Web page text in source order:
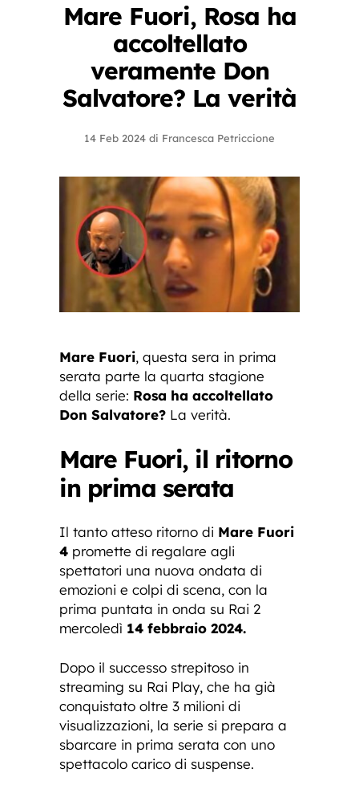
Mare Fuori, Rosa ha
accoltellato
veramente Don
Salvatore? La verità
14 Feb 2024 di Francesca Petriccione
Mare Fuori, questa sera in prima
serata parte la quarta stagione
della serie: Rosa ha accoltellato
Don Salvatore? La verità.
Mare Fuori, il ritorno
in prima serata
Il tanto atteso ritorno di Mare Fuori
4 promette di regalare agli
spettatori una nuova ondata di
emozioni e colpi di scena, con la
prima puntata in onda su Rai 2
mercoledì 14 febbraio 2024.
Dopo il successo strepitoso in
streaming su Rai Play, che ha già
conquistato oltre 3 milioni di
visualizzazioni, la serie si prepara a
sbarcare in prima serata con uno
spettacolo carico di suspense.